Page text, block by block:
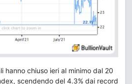
hanno chiuso ieri al minimo dal 20
scendendo del 4.3% dai record